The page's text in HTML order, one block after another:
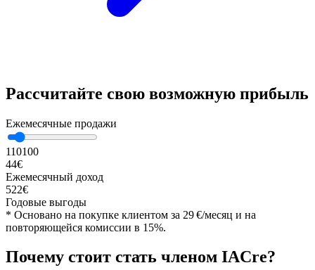
Рассчитайте свою возможную прибыль
Ежемесячные продажи
110100
44€
Ежемесячный доход
522€
Годовые выгоды
* Основано на покупке клиентом за 29 €/месяц и на
повторяющейся комиссии в 15%.
Почему стоит стать членом IACre?